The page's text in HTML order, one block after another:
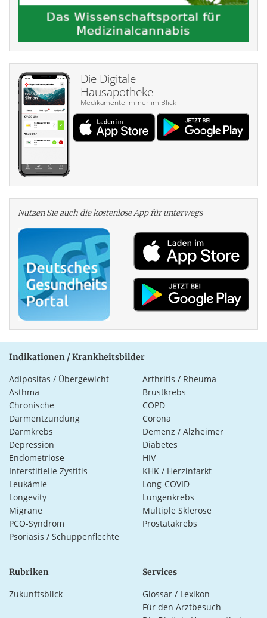
Die Digitale
Hausapotheke
Medikamente immer im Blick
Nutzen Sie auch die kosten­lose App für unterwegs
Indikationen / Krankheitsbilder
Adipositas / Übergewicht
Arthritis / Rheuma
Asthma
Brustkrebs
Chronische
Darmentzündung
COPD
Corona
Darmkrebs
Demenz / Alzheimer
Depression
Diabetes
Endometriose
HIV
Interstitielle Zystitis
KHK / Herzinfarkt
Leukämie
Long-COVID
Longevity
Lungenkrebs
Migräne
Multiple Sklerose
PCO-Syndrom
Prostatakrebs
Psoriasis / Schuppenflechte
Rubriken
Zukunftsblick
Services
Glossar / Lexikon
Für den Arztbesuch